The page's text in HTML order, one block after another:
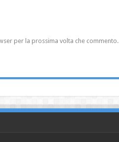
per la prossima volta che commento.